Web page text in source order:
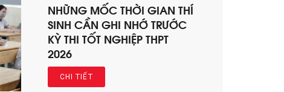
NHỮNG MỐC THỜI GIAN THÍ
SINH CẦN GHI NHỚ TRƯỚC
KỲ THI TỐT NGHIỆP THPT
2026
CHI TIẾT